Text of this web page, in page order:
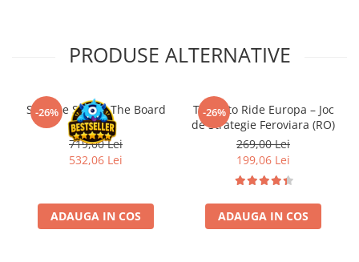
KPop Demon Hunters
Accesorii Clasice
Book Nooks
Hello Kitty - Produse Oficiale
Trading Card Games
PRODUSE ALTERNATIVE
-26%
Slay the Spire - The Board
Game
719,00 Lei
532,06 Lei
ADAUGA IN COS
-26%
Ticket to Ride Europa – Joc
de Strategie Feroviara (RO)
269,00 Lei
199,06 Lei
ADAUGA IN COS